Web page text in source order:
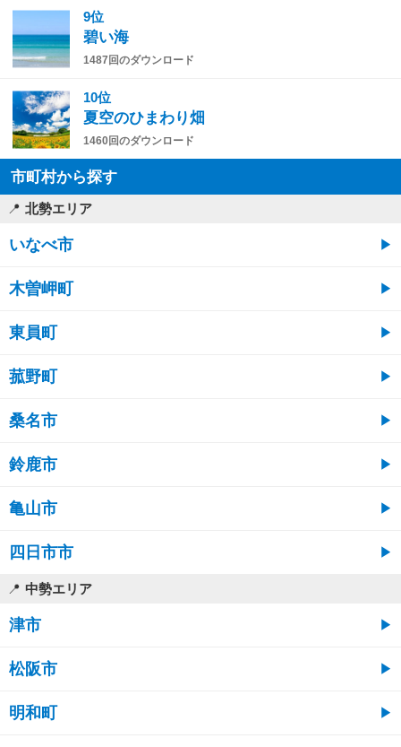
9位
碧い海
1487回のダウンロード
10位
夏空のひまわり畑
1460回のダウンロード
市町村から探す
北勢エリア
いなべ市
木曽岬町
東員町
菰野町
桑名市
鈴鹿市
亀山市
四日市市
中勢エリア
津市
松阪市
明和町